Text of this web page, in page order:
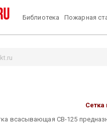
Библиотека Пожарная
всасывающая СВ-125